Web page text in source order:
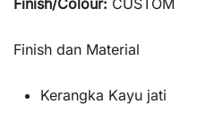
Finish/Colour: CUSTOM
Finish dan Material
Kerangka Kayu jati